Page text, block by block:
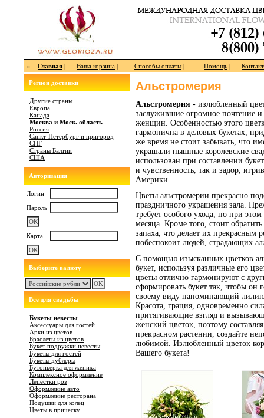
» Главная | Ваша корзина | Способы оплаты | Помощь |
Регион доставки
Другие страны
Европа
Канада
Москва и Моск. область
Россия
Санкт-Петербург и пригород
СНГ
Страны Балтии
США
Авторизация
Логин
Пароль
Карта
Выберите валюту
Все для свадьбы
Букеты невесты
Аксессуары для гостей
Арки из цветов
Браслеты из цветов
Букет подружки невесты
Букеты для гостей
Букеты дублеры
Бутоньерка для жениха
Комплексное оформление
Лепестки роз
Оформление авто
Оформление ресторана
Подушки для колец
Цветы в прическу
Альстромерия
Альстромерия - излюбленный
заслужившие огромное почтение и
женщин. Особенностью этого
гармонична в деловых букетах,
же время не стоит забывать, что
украшали пышные королевские
использован при составлении
и чувственность, так и задор,
Америки.
Цветы альстромерии прекрасно
праздничного украшения зала.
требует особого ухода, но при
месяца. Кроме того, стоит
запаха, что делает их
побеспокоит людей, страдающих
С помощью изысканных цветков
букет, используя различные его
цветы отлично гармонируют с
сформировать букет так, чтобы он
своему виду напоминающий
Красота, грация, одновременно
притягивающие взгляд и
женский цветок, поэтому
прекрасном растении, создайте
любимой. Излюбленный цветок
Вашего букета!